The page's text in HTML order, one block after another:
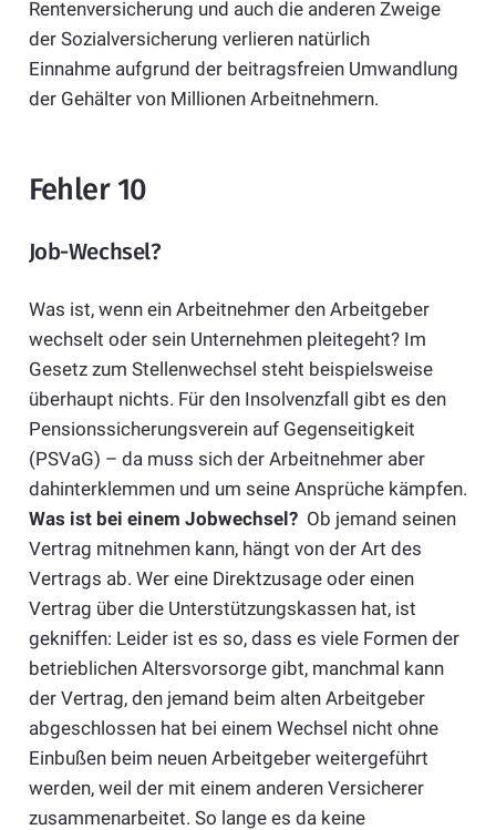
Rentenversicherung und auch die anderen Zweige
der Sozialversicherung verlieren natürlich
Einnahme aufgrund der beitragsfreien Umwandlung
der Gehälter von Millionen Arbeitnehmern.
Fehler 10
Job-Wechsel?
Was ist, wenn ein Arbeitnehmer den Arbeitgeber
wechselt oder sein Unternehmen pleitegeht? Im
Gesetz zum Stellenwechsel steht beispielsweise
überhaupt nichts. Für den Insolvenzfall gibt es den
Pensionssicherungsverein auf Gegenseitigkeit
(PSVaG) – da muss sich der Arbeitnehmer aber
dahinterklemmen und um seine Ansprüche kämpfen.
Was ist bei einem Jobwechsel?Ob jemand seinen
Vertrag mitnehmen kann, hängt von der Art des
Vertrags ab. Wer eine Direktzusage oder einen
Vertrag über die Unterstützungskassen hat, ist
gekniffen: Leider ist es so, dass es viele Formen der
betrieblichen Altersvorsorge gibt, manchmal kann
der Vertrag, den jemand beim alten Arbeitgeber
abgeschlossen hat bei einem Wechsel nicht ohne
Einbußen beim neuen Arbeitgeber weitergeführt
werden, weil der mit einem anderen Versicherer
zusammenarbeitet. So lange es da keine